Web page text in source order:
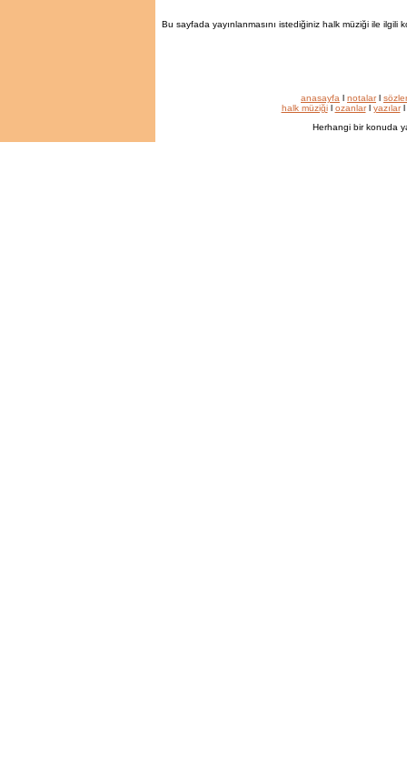
Bu sayfada yayınlanmasını istediğiniz halk müziği ile ilgili
anasayfa l notalarl sözler
halk müziğil ozanlarl yazılarl
Herhangi bir konuda